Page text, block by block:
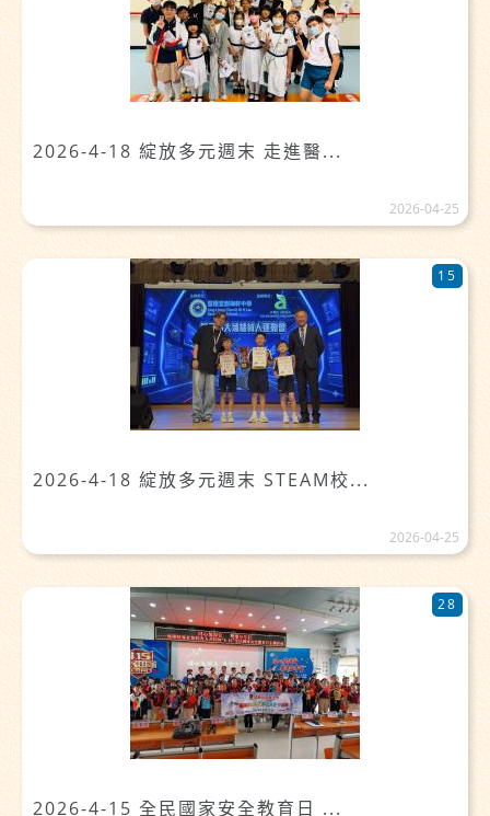
2026-4-18 綻放多元週末 走進醫...
2026-04-25
2026-4-18 綻放多元週末 STEAM校...
15
2026-04-25
2026-4-15 全民國家安全教育日 ...
28